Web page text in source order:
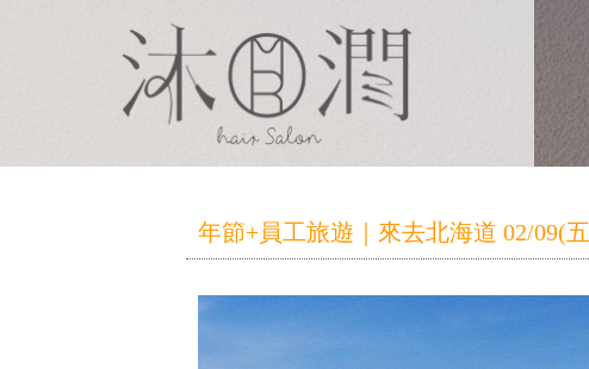
年節+員工旅遊｜來去北海道 02/09(